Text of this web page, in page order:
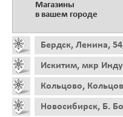
Магазины
в вашем городе
Бердск, Ленина,
Искитим, мкр
Кольцово,
Новосибирск, Б.